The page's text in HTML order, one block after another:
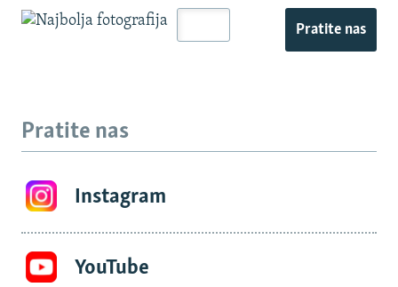
Pratite nas
Pratite nas
Instagram
YouTube